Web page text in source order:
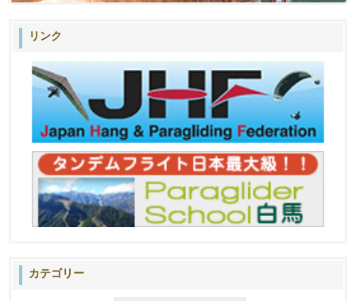
リンク
カテゴリー